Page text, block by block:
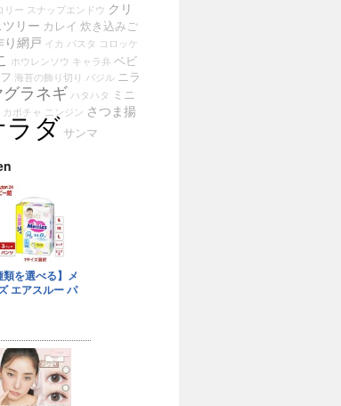
リー スナップエンドウ クリ
ツリー カレイ 炊き込みご
り網戸 イカ パスタ コロッケ
ホウレンソウ キャラ弁 ベビ
海苔の飾り切り バジル ニラ
グラネギ ハタハタ
ミニ
カボチャ ニンジン さつま揚
ラダ サンマ